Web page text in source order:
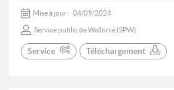
Mise à jour: 04/09/2024
Service public de Wallonie (SPW)
Service Téléchargement